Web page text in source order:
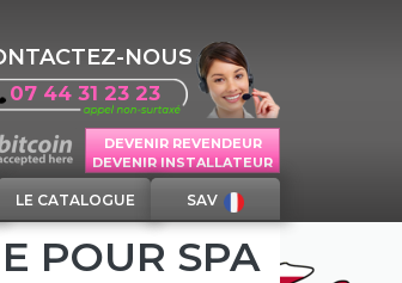
NOUS
07 44 31 23 23
DEVENIR REVENDEUR
DEVENIR INSTALLATEUR
LE CATALOGUE SAV
POUR SPA